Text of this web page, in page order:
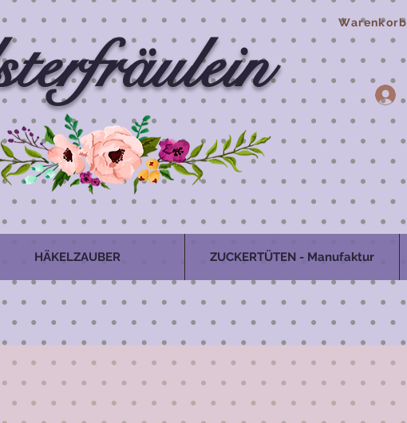
Warenkorb
HÄKELZAUBER ZUCKERTÜTEN - Manufaktur